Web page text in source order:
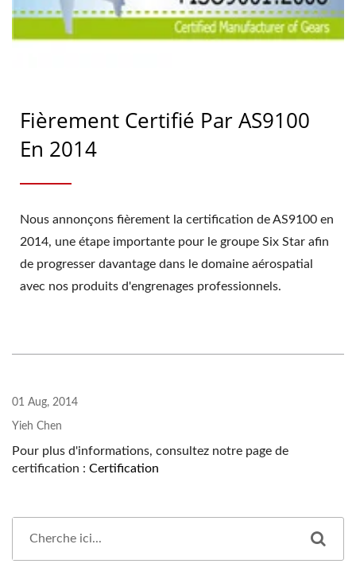
Fièrement Certifié Par AS9100
En 2014
Nous annonçons fièrement la certification de AS9100 en
2014, une étape importante pour le groupe Six Star afin
de progresser davantage dans le domaine aérospatial
avec nos produits d'engrenages professionnels.
01 Aug, 2014
Yieh Chen
Pour plus d'informations, consultez notre page de
certification : Certification